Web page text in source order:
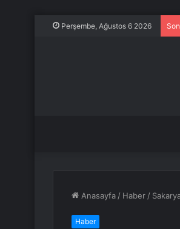
Perşembe, Ağustos 6 2026
Anasayfa / Haber /
Haber